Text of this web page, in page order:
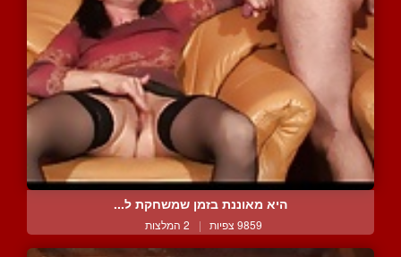
היא מאוננת בזמן שמשחקת ל...
9859 צפיות | 2 המלצות